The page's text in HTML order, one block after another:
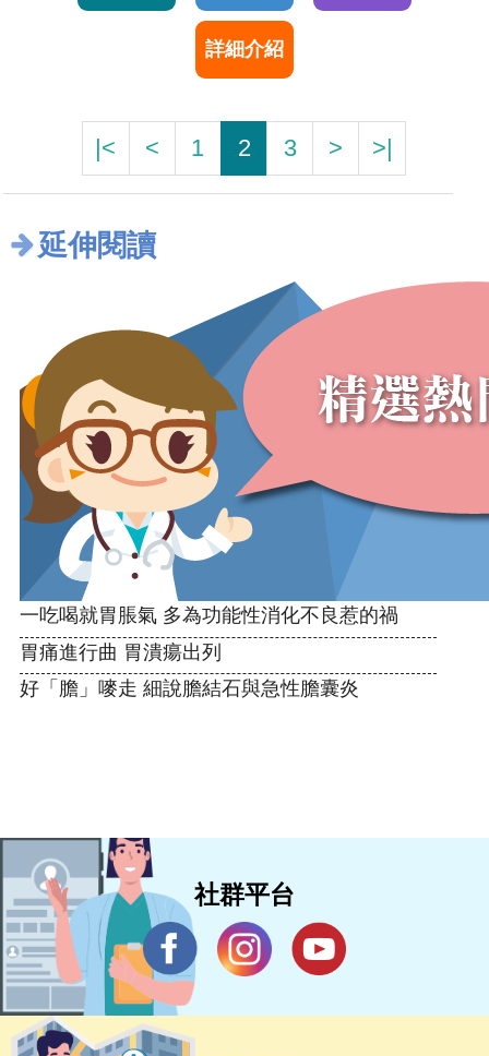
詳細介紹
|< < 1 2 3 > >|
延伸閱讀
一吃喝就胃脹氣 多為功能性消化不良惹的禍
胃痛進行曲 胃潰瘍出列
好「膽」嘜走 細說膽結石與急性膽囊炎
社群平台